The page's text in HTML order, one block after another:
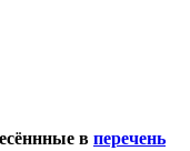
в перечень